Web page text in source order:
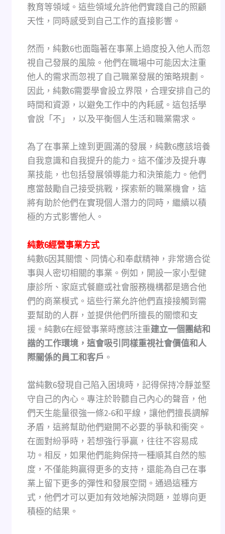
教育等領域。這些領域允許他們實踐自己的照顧
天性，同時感受到自己工作的直接影響。
然而，純數6也面臨著在事業上過度投入他人而忽
視自己發展的風險。他們在職場中可能因太注重
他人的需求而忽視了自己職業發展的策略規劃。
因此，純數6需要學會設立界限，合理安排自己的
時間和資源，以避免工作中的內耗感。這包括學
會說「不」，以及平衡個人生活和職業需求。
為了在事業上達到更圓滿的發展，純數6應該培養
自我意識和自我提升的能力。這不僅涉及提升專
業技能，也包括發展領導能力和決策能力。他們
應當鼓勵自己接受挑戰，探索新的職業機會，這
將有助於他們在實現個人潛力的同時，繼續以積
極的方式影響他人。
純數6經營事業方式
純數6因其關懷、同情心和奉獻精神，非常適合從
事與人密切相關的事業。例如，開設一家小型健
康診所、家庭式餐廳或社會服務機構都是適合他
們的商業模式。這些行業允許他們直接接觸到需
要幫助的人群，並提供他們所擅長的關懷和支
援。純數6在經營事業時應該注重建立一個團結和
諧的工作環境，這會吸引同樣重視社會價值和人
際關係的員工和客戶 。
當純數6發現自己陷入困境時，記得保持冷靜並堅
守自己的內心。專注於聆聽自己內心的聲音，他
們天生能量很強一條2-6和平線，讓他們擅長調解
矛盾，這將幫助他們避開不必要的爭執和衝突。
在面對紛爭時，若想強行爭贏，往往不容易成
功。相反，如果他們能夠保持一種順其自然的態
度，不僅能夠贏得更多的支持，還能為自己在事
業上留下更多的彈性和發展空間。通過這種方
式，他們才可以更加有效地解決問題，並導向更
積極的結果。